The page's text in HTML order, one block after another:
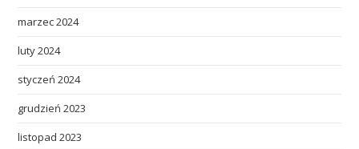
marzec 2024
luty 2024
styczeń 2024
grudzień 2023
listopad 2023